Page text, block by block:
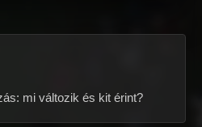
mi változik és kit érint?